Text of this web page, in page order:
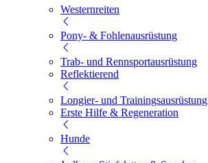
Westernreiten
Pony- & Fohlenausrüstung
Trab- und Rennsportausrüstung
Reflektierend
Longier- und Trainingsausrüstung
Erste Hilfe & Regeneration
Hunde